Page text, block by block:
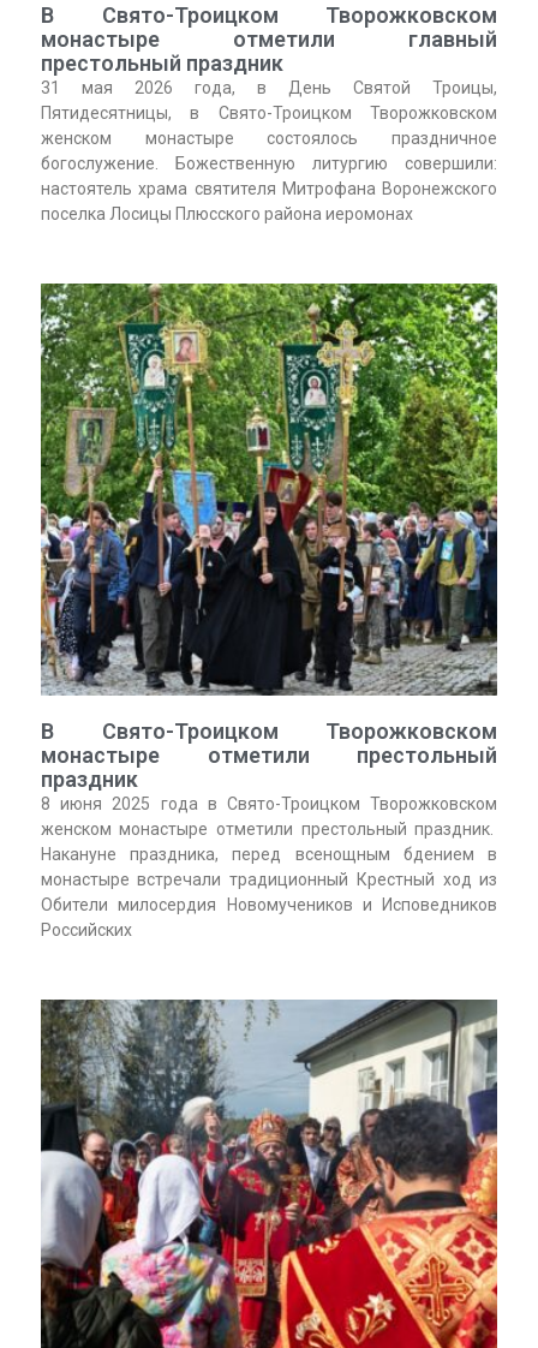
В Свято-Троицком Творожковском
монастыре отметили главный
престольный праздник
31 мая 2026 года, в День Святой Троицы,
Пятидесятницы, в Свято-Троицком Творожковском
женском монастыре состоялось праздничное
богослужение. Божественную литургию совершили:
настоятель храма святителя Митрофана Воронежского
поселка Лосицы Плюсского района иеромонах
В Свято-Троицком Творожковском
монастыре отметили престольный
праздник
8 июня 2025 года в Свято-Троицком Творожковском
женском монастыре отметили престольный праздник.
Накануне праздника, перед всенощным бдением в
монастыре встречали традиционный Крестный ход из
Обители милосердия Новомучеников и Исповедников
Российских